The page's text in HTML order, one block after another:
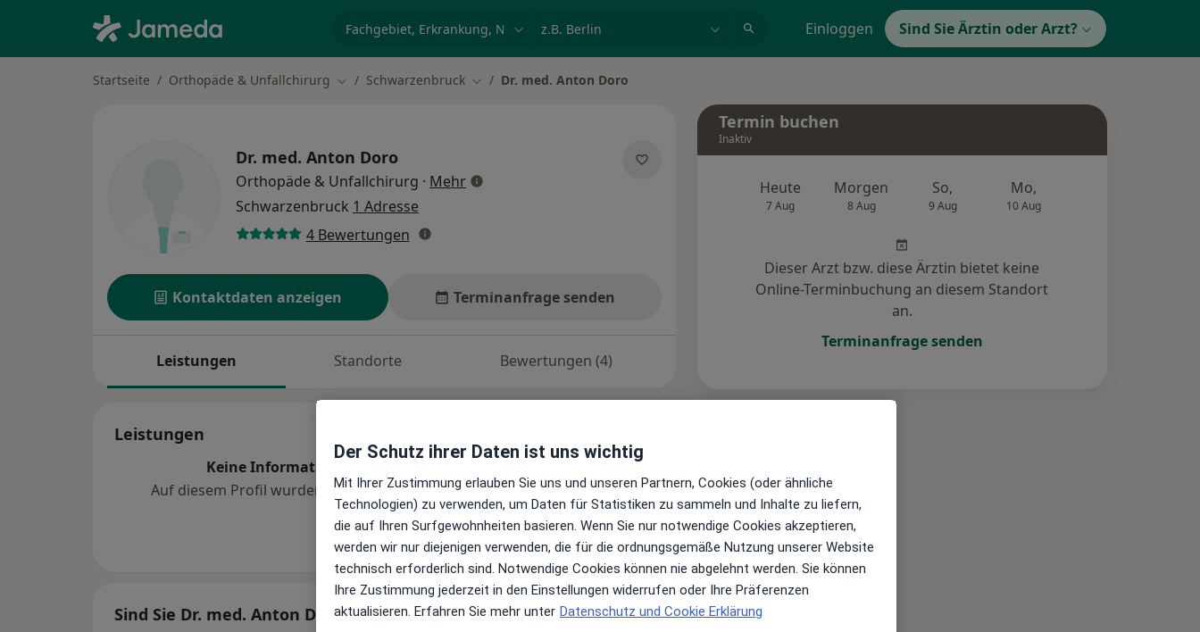
Einloggen Sind Sie Ärztin oder Arzt?
Startseite Orthopäde & Unfallchirurg Stadt ändern
Schwarzenbruck Stadt ändern
Dr. med. Anton Doro
Dr. med. Anton Doro
Orthopäde & Unfallchirurg · Mehrüber Spezialisierungen
Schwarzenbruck 1 Adresse
4 Bewertungen
Kontaktdaten anzeigen Terminanfrage senden
Leistungen Standorte Bewertungen (4)
Leistungen
Keine Informationen über Leistungen und Kosten
Auf diesem Profil wurden noch keine Informationen über Leistungen
hinzugefügt.
Sind Sie Dr. med. Anton Doro? Arzt-Info
Termin buchen
Inaktiv
Heute
7 Aug
Morgen
8 Aug
So,
9 Aug
Mo,
10 Aug
Dieser Arzt bzw. diese Ärztin bietet keine
Online-Terminbuchung an diesem Standort
an.
Terminanfrage senden
Der Schutz ihrer Daten ist uns wichtig
Mit Ihrer Zustimmung erlauben Sie uns und unseren Partnern, Cookies (oder ähnliche
Technologien) zu verwenden, um Daten für Statistiken zu sammeln und Inhalte zu liefern,
die auf Ihren Surfgewohnheiten basieren. Wenn Sie nur notwendige Cookies akzeptieren,
werden wir nur diejenigen verwenden, die für die ordnungsgemäße Nutzung unserer Website
technisch erforderlich sind. Notwendige Cookies können nie abgelehnt werden. Sie können
Ihre Zustimmung jederzeit in den Einstellungen widerrufen oder Ihre Präferenzen
aktualisieren. Erfahren Sie mehr unter Datenschutz und Cookie Erklärung